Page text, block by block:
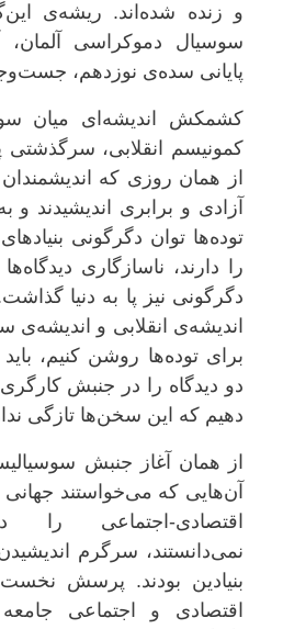
و زنده شده‌اند. ریشه‌ی
سوسیال دموکراسی آلمان،
پایانی سده‌ی نوزدهم، جست‌وجو
کشمکش اندیشه‌ای میان
کمونیسم انقلابی، سرگذشتی
از همان روزی که اندیشمندان
آزادی و برابری اندیشیدند و به
توده‌ها توان دگرگونی بنیادهای
را دارند، ناسازگاری دیدگاه‌ها
دگرگونی نیز پا به دنیا گذاشت.
اندیشه‌ی انقلابی و اندیشه‌ی
برای توده‌ها روشن کنیم، باید
دو دیدگاه را در جنبش کارگری
دهیم که این سخن‌ها تازگی ندارند
از همان آغاز جنبش
آن‌هایی که می‌خواستند جهانی
اقتصادی-اجتماعی را
نمی‌دانستند، سرگرم
بنیادین بودند. پرسش نخست
اقتصادی و اجتماعی جامعه